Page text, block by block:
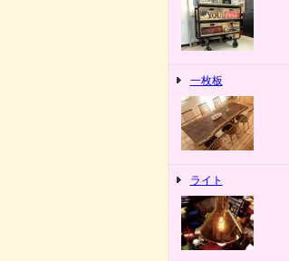
一枚板
ライト